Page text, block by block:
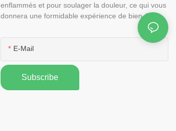
enflammés et pour soulager la douleur, ce qui vous
donnera une formidable expérience de bien-être.
E-Mail
Subscribe